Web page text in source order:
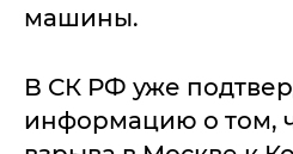
машины.
В СК РФ уже
информацию о том,